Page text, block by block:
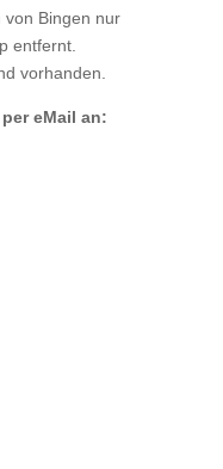
von Bingen nur
entfernt.
vorhanden.
eMail an: